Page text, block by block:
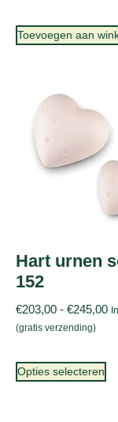
Toevoegen aan
Hart urnen
152
€203,00 - €245,00
(gratis verzending)
Opties selecteren